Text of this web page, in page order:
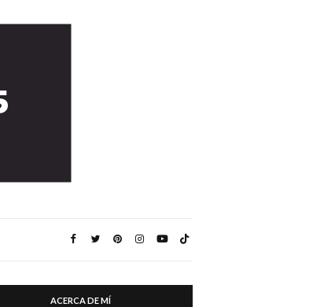
ACERCA DE MÍ